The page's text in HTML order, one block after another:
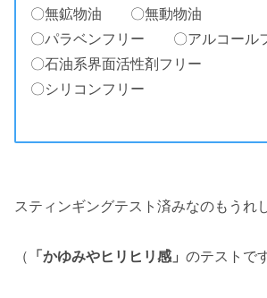
〇無鉱物油 〇無動物油
〇パラベンフリー 〇アルコール
〇石油系界面活性剤フリー
〇シリコンフリー
スティンギングテスト済みなのもうれ
（ 「かゆみやヒリヒリ感」 のテストで